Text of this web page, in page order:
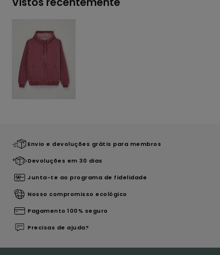
Envio e devoluções grátis para membros
Devoluções em 30 dias
Junta-te ao programa de fidelidade
Nosso compromisso ecológico
Pagamento 100% seguro
Precisas de ajuda?